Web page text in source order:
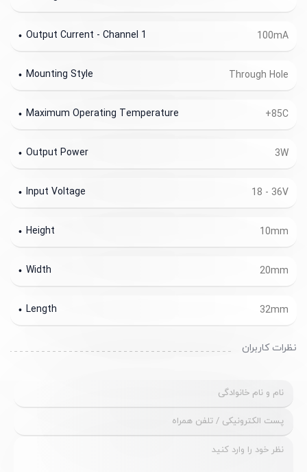
100mA
Output Current - Channel 1
Through Hole
Mounting Style
+85C
Maximum Operating Temperature
3W
Output Power
18 - 36V
Input Voltage
10mm
Height
20mm
Width
32mm
Length
نظرات کاربران